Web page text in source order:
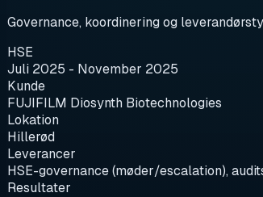
Governance, koordinering og
HSE
Juli 2025 - November 2025
Kunde
FUJIFILM Diosynth Biotechnologies
Lokation
Hillerød
Leverancer
HSE-governance (møder/escalation),
Resultater